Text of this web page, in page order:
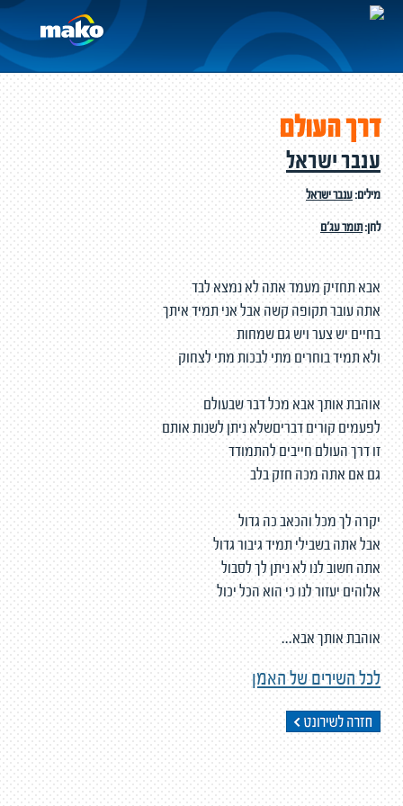
דרך העולם
ענבר ישראל
מילים:ענבר ישראל
לחן:תומר עג'ם
אבא תחזיק מעמד אתה לא נמצא לבד
אתה עובר תקופה קשה אבל אני תמיד איתך
בחיים יש צער ויש גם שמחות
ולא תמיד בוחרים מתי לבכות מתי לצחוק
אוהבת אותך אבא מכל דבר שבעולם
לפעמים קורים דבריםשלא ניתן לשנות אותם
זו דרך העולם חייבים להתמודד
גם אם אתה מכה חזק בלב
יקרה לך מכל והכאב כה גדול
אבל אתה בשבילי תמיד גיבור גדול
אתה חשוב לנו לא ניתן לך לסבול
אלוהים יעזור לנו כי הוא הכל יכול
אוהבת אותך אבא...
לכל השירים של האמן